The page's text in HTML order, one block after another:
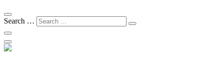
Search …